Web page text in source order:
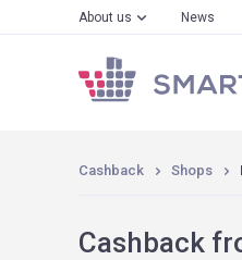
About us News
Cashback Shops
Cashback